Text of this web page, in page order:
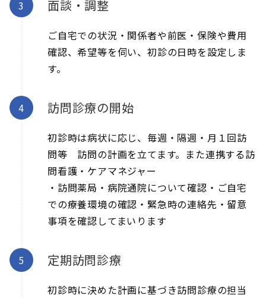
面談・調整
ご自宅での状況・関係者や前医・保険や費用
確認、希望等を伺い、初診の日時を設定しま
す。
訪問診療の開始
初診時は病状に応じ、毎週・隔週・月１回訪
問等 訪問の計画を立てます。また連携する訪
問看護・ケアマネジャー
・訪問薬局・病院通院について確認・ご自宅
での療養環境の確認・緊急時の連絡先・留意
事項を確認してまいります
定期訪問診療
初診時に決めた計画に基づき訪問診療の担当